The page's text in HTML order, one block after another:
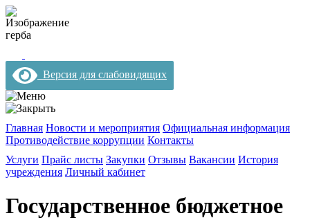
Версия для слабовидящих
Главная Новости и мероприятия Официальная информация
Противодействие коррупции Контакты
Услуги Прайс листы Закупки Отзывы Вакансии История
учреждения Личный кабинет
Государственное бюджетное